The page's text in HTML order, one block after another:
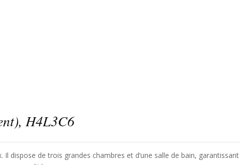
H4L3C6
dispose de trois grandes chambres et d’une salle de bain,